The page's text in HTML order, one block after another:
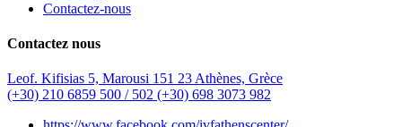
Contactez-nous
Contactez nous
Leof. Kifisias 5, Marousi 151 23 Athènes, Grèce
(+30) 210 6859 500 / 502 (+30) 698 3073 982